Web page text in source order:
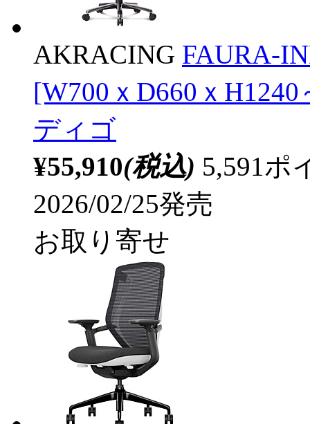
AKRACING FAURA-
[W700ｘD660ｘ
ディゴ
¥55,910(税込) 5,591ポ
2026/02/25発売
お取り寄せ